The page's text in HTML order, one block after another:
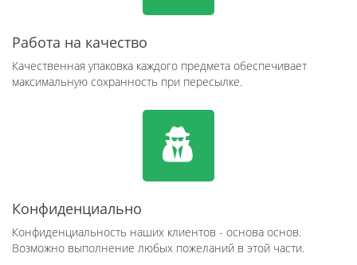
Работа на качество
Качественная упаковка каждого предмета обеспечивает
максимальную сохранность при пересылке.
Конфиденциально
Конфиденциальность наших клиентов - основа основ.
Возможно выполнение любых пожеланий в этой части.